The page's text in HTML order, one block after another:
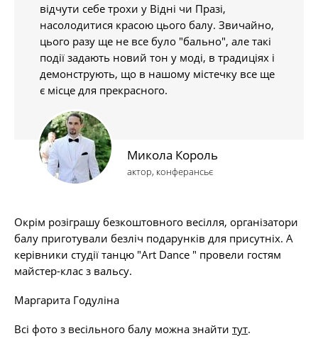
відчути себе трохи у Відні чи Празі,
насолодитися красою цього балу. Звичайно,
цього разу ще не все було "бально", але такі
події задають новий тон у моді, в традиціях і
демонструють, що в нашому містечку все ще
є місце для прекрасного.
Микола Король
актор, конферансьє
Окрім розіграшу безкоштовного весілля, організатори
балу приготували безліч подарунків для присутніх. А
керівники студії танцю "Art Dance " провели гостям
майстер-клас з вальсу.
Маргарита Годуліна
Всі фото з весільного балу можна знайти тут.